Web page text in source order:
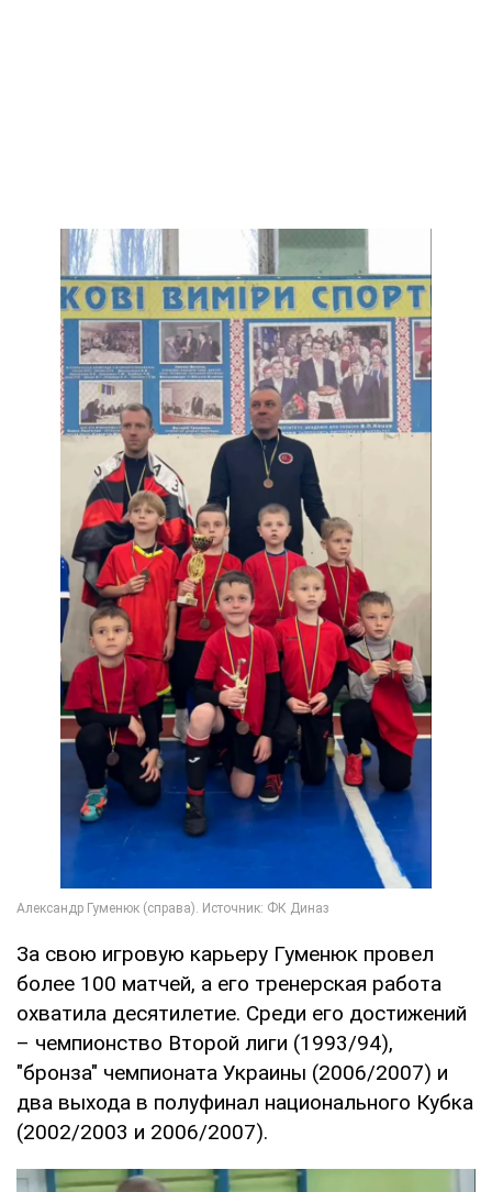
За свою игровую карьеру Гуменюк провел
более 100 матчей, а его тренерская работа
охватила десятилетие. Среди его достижений
– чемпионство Второй лиги (1993/94),
"бронза" чемпионата Украины (2006/2007) и
два выхода в полуфинал национального Кубка
(2002/2003 и 2006/2007).